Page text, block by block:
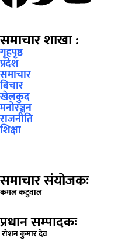
समाचार शाखा :
गृहपृष्ठ
प्रदेश
समाचार
बिचार
खेलकुद
मनोरञ्जन
राजनीति
शिक्षा
समाचार संयोजकः
कमल कटुवाल
प्रधान सम्पादकः
रोशन कुमार देव